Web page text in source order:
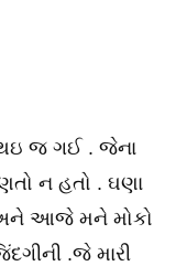
થઇ જ ગઈ . જેના
ન હતો . ઘણા
અને આજે મને મોકો
.જે મારી